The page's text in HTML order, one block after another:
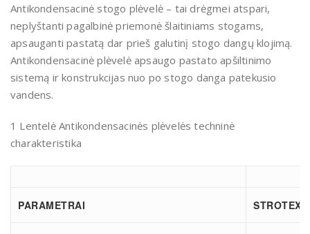
Antikondensacinė stogo plėvelė – tai drėgmei atspari,
neplyštanti pagalbinė priemonė šlaitiniams stogams,
apsauganti pastatą dar prieš galutinį stogo dangų klojimą.
Antikondensacinė plėvelė apsaugo pastato apšiltinimo
sistemą ir konstrukcijas nuo po stogo danga patekusio
vandens.
1 Lentelė Antikondensacinės plėvelės techninė
charakteristika
PARAMETRAI STROTEX